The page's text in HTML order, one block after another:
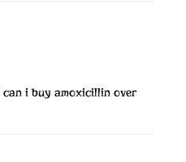
can i buy amoxicillin over